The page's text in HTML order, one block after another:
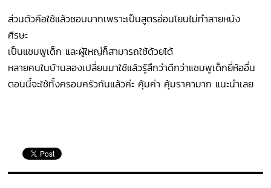
ส่วนตัวคือใช้แล้วชอบมากเพราะเป็นสูตรอ่อนโยนไม่ทำลายหนัง
ศีรษะ
เป็นแชมพูเด็ก และผู้ใหญ่ก็สามารถใช้ด้วยได้
หลายคนในบ้านลองเปลี่ยนมาใช้แล้วรู้สึกว่าดีกว่าแชมพูเด็กยี่ห้ออื่น
ตอนนี้จะใช้ทั้งครอบครัวกันแล้วค่ะ คุ้มค่า คุ้มราคามาก แนะนำเลย